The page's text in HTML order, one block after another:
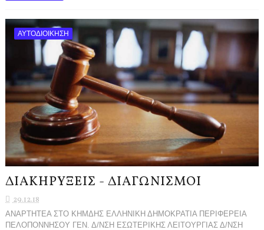
ΑΥΤΟΔΙΟΙΚΗΣΗ
ΔΙΑΚΗΡΥΞΕΙΣ - ΔΙΑΓΩΝΙΣΜΟΙ
29.12.18
ΑΝΑΡΤΗΤΕΑ ΣΤΟ ΚΗΜΔΗΣ ΕΛΛΗΝΙΚΗ ΔΗΜΟΚΡΑΤΙΑ ΠΕΡΙΦΕΡΕΙΑ
ΠΕΛΟΠΟΝΝΗΣΟΥ ΓΕΝ. Δ/NΣΗ ΕΣΩΤΕΡΙΚΗΣ ΛΕΙΤΟΥΡΓΙΑΣ Δ/ΝΣΗ